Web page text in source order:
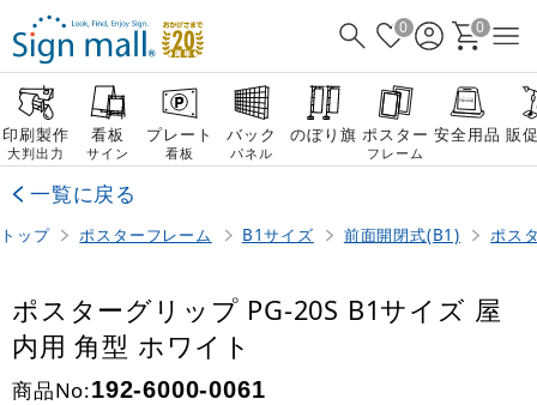
0 0
印刷製作
大判出力
看板
サイン
プレート
看板
バック
パネル
のぼり旗 ポスター
フレーム
安全用品 販
一覧に戻る
トップ ポスターフレーム B1サイズ 前面開閉式(B1) ポス
ポスターグリップ PG-20S B1サイズ 屋
内用 角型 ホワイト
商品No:192-6000-0061